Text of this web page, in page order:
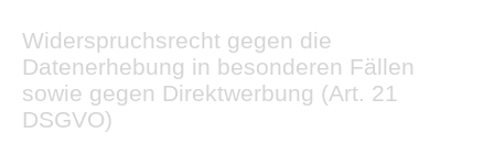
Widerspruchsrecht gegen die
Datenerhebung in besonderen Fällen
sowie gegen Direktwerbung (Art. 21
DSGVO)